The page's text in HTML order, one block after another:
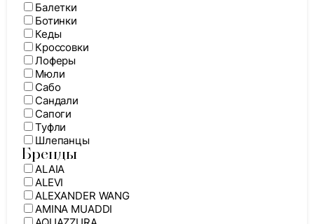
Балетки
Ботинки
Кеды
Кроссовки
Лоферы
Мюли
Сабо
Сандали
Сапоги
Туфли
Шлепанцы
Бренды
ALAIA
ALEVI
ALEXANDER WANG
AMINA MUADDI